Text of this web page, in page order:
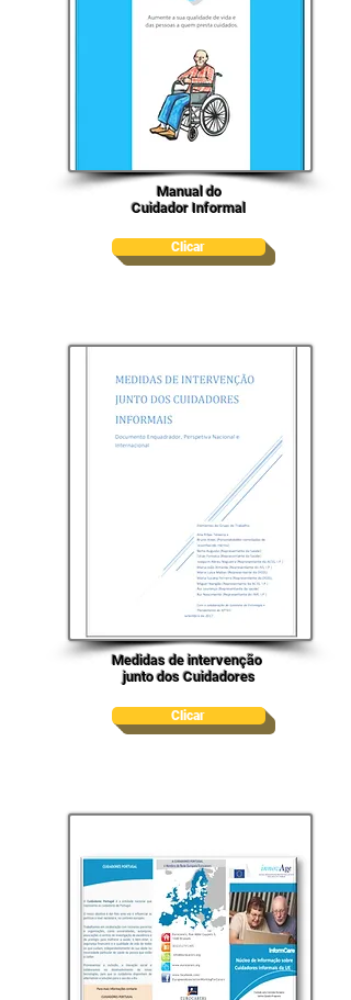
Manual do
Cuidador Informal
Clicar
Medidas de intervenção
junto dos Cuidadores
Clicar